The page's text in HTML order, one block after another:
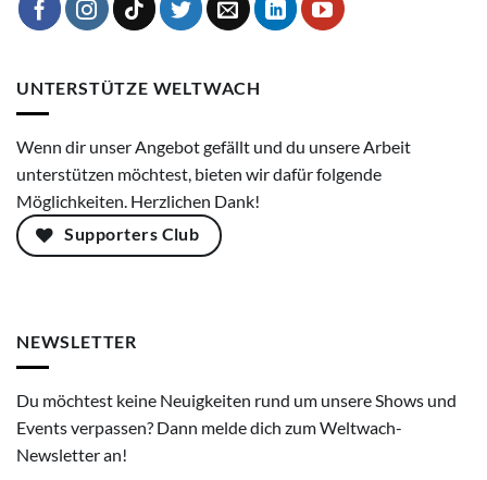
UNTERSTÜTZE WELTWACH
Wenn dir unser Angebot gefällt und du unsere Arbeit
unterstützen möchtest, bieten wir dafür folgende
Möglichkeiten. Herzlichen Dank!
Supporters Club
NEWSLETTER
Du möchtest keine Neuigkeiten rund um unsere Shows und
Events verpassen? Dann melde dich zum Weltwach-
Newsletter an!